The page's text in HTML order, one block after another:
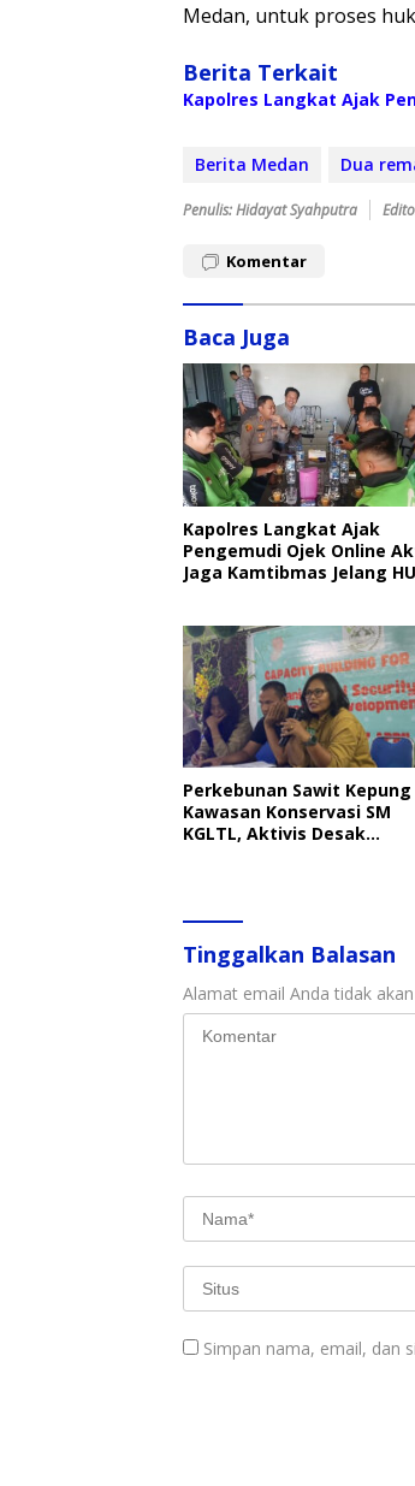
Medan, untuk proses
Berita Terkait
Kapolres Langkat Ajak
Berita Medan Dua
Penulis: Hidayat Syahputra
Komentar
Baca Juga
Kapolres Langkat Ajak
Pengemudi Ojek Online
Jaga Kamtibmas Jelang
Perkebunan Sawit Kepung
Kawasan Konservasi SM
KGLTL, Aktivis Desak
Tinggalkan Balasan
Alamat email Anda tidak
Simpan nama, email, dan